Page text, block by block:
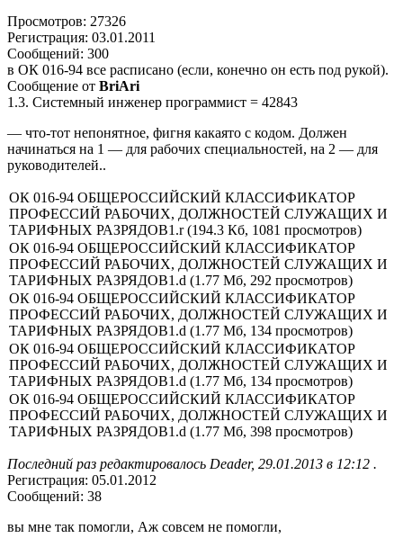
Просмотров: 27326
Регистрация: 03.01.2011
Сообщений: 300
в ОК 016-94 все расписано (если, конечно он есть под рукой).
Сообщение от BriAri
1.3. Системный инженер программист = 42843
— что-тот непонятное, фигня какаято с кодом. Должен
начинаться на 1 — для рабочих специальностей, на 2 — для
руководителей..
ОК 016-94 ОБЩЕРОССИЙСКИЙ КЛАССИФИКАТОР
ПРОФЕССИЙ РАБОЧИХ, ДОЛЖНОСТЕЙ СЛУЖАЩИХ И
ТАРИФНЫХ РАЗРЯДОВ1.r (194.3 Кб, 1081 просмотров)
ОК 016-94 ОБЩЕРОССИЙСКИЙ КЛАССИФИКАТОР
ПРОФЕССИЙ РАБОЧИХ, ДОЛЖНОСТЕЙ СЛУЖАЩИХ И
ТАРИФНЫХ РАЗРЯДОВ1.d (1.77 Мб, 292 просмотров)
ОК 016-94 ОБЩЕРОССИЙСКИЙ КЛАССИФИКАТОР
ПРОФЕССИЙ РАБОЧИХ, ДОЛЖНОСТЕЙ СЛУЖАЩИХ И
ТАРИФНЫХ РАЗРЯДОВ1.d (1.77 Мб, 134 просмотров)
ОК 016-94 ОБЩЕРОССИЙСКИЙ КЛАССИФИКАТОР
ПРОФЕССИЙ РАБОЧИХ, ДОЛЖНОСТЕЙ СЛУЖАЩИХ И
ТАРИФНЫХ РАЗРЯДОВ1.d (1.77 Мб, 134 просмотров)
ОК 016-94 ОБЩЕРОССИЙСКИЙ КЛАССИФИКАТОР
ПРОФЕССИЙ РАБОЧИХ, ДОЛЖНОСТЕЙ СЛУЖАЩИХ И
ТАРИФНЫХ РАЗРЯДОВ1.d (1.77 Мб, 398 просмотров)
Последний раз редактировалось Deader, 29.01.2013 в 12:12 .
Регистрация: 05.01.2012
Сообщений: 38
вы мне так помогли, Аж совсем не помогли,